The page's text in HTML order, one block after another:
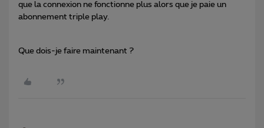
que la connexion ne fonctionne plus alors que je paie un
abonnement triple play.
Que dois-je faire maintenant ?